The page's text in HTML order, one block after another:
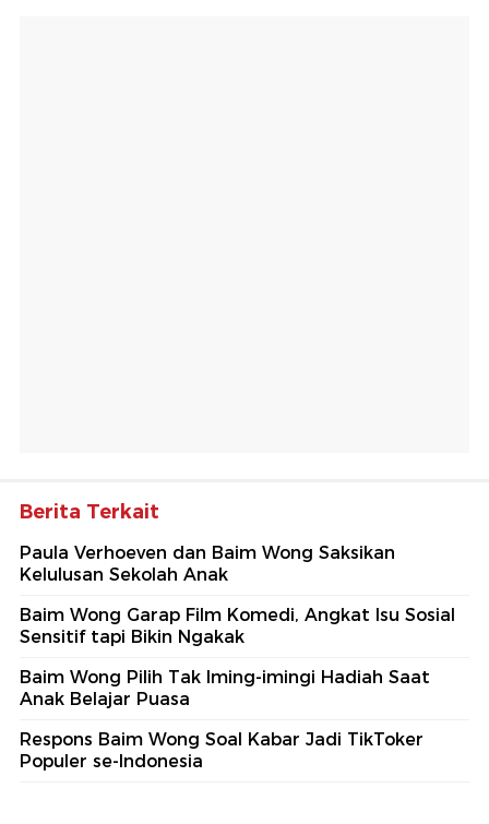
Berita Terkait
Paula Verhoeven dan Baim Wong Saksikan
Kelulusan Sekolah Anak
Baim Wong Garap Film Komedi, Angkat Isu Sosial
Sensitif tapi Bikin Ngakak
Baim Wong Pilih Tak Iming-imingi Hadiah Saat
Anak Belajar Puasa
Respons Baim Wong Soal Kabar Jadi TikToker
Populer se-Indonesia